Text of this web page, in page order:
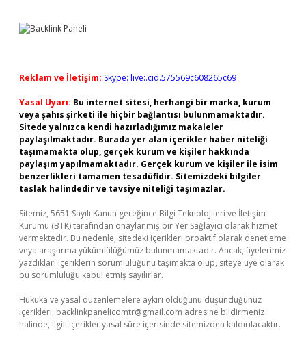
Reklam ve İletişim: Skype: live:.cid.575569c608265c69
Yasal Uyarı: Bu internet sitesi, herhangi bir marka, kurum
veya şahıs şirketi ile hiçbir bağlantısı bulunmamaktadır.
Sitede yalnızca kendi hazırladığımız makaleler
paylaşılmaktadır. Burada yer alan içerikler haber niteliği
taşımamakta olup, gerçek kurum ve kişiler hakkında
paylaşım yapılmamaktadır. Gerçek kurum ve kişiler ile isim
benzerlikleri tamamen tesadüfidir. Sitemizdeki bilgiler
taslak halindedir ve tavsiye niteliği taşımazlar.
Sitemiz, 5651 Sayılı Kanun gereğince Bilgi Teknolojileri ve İletişim
Kurumu (BTK) tarafından onaylanmış bir Yer Sağlayıcı olarak hizmet
vermektedir. Bu nedenle, sitedeki içerikleri proaktif olarak denetleme
veya araştırma yükümlülüğümüz bulunmamaktadır. Ancak, üyelerimiz
yazdıkları içeriklerin sorumluluğunu taşımakta olup, siteye üye olarak
bu sorumluluğu kabul etmiş sayılırlar.
Hukuka ve yasal düzenlemelere aykırı olduğunu düşündüğünüz
içerikleri, backlinkpanelicomtr@gmail.com adresine bildirmeniz
halinde, ilgili içerikler yasal süre içerisinde sitemizden kaldırılacaktır.